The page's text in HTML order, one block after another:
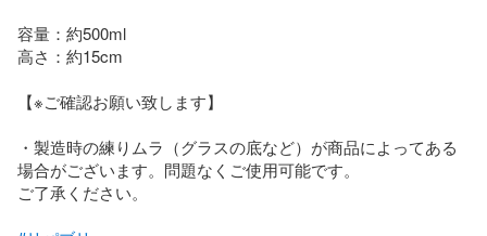
容量：約500ml
高さ：約15cm
【※ご確認お願い致します】
・製造時の練りムラ（グラスの底など）が商品によってある
場合がございます。問題なくご使用可能です。
ご了承ください。